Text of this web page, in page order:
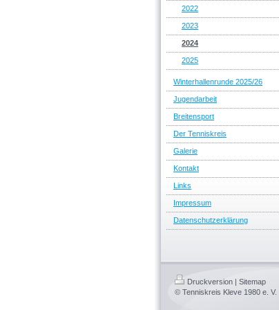
2022
2023
2024
2025
Winterhallenrunde 2025/26
Jugendarbeit
Breitensport
Der Tenniskreis
Galerie
Kontakt
Links
Impressum
Datenschutzerklärung
Druckversion | Sitemap
© Tenniskreis Kleve 1980 e. V.